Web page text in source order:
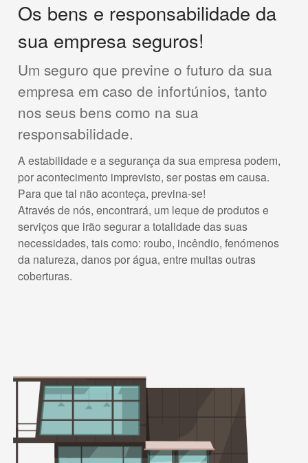
Os bens e responsabilidade da
sua empresa seguros!
Um seguro que previne o futuro da sua
empresa em caso de infortúnios, tanto
nos seus bens como na sua
responsabilidade.
A estabilidade e a segurança da sua empresa podem,
por acontecimento imprevisto, ser postas em causa.
Para que tal não aconteça, previna-se!
Através de nós, encontrará, um leque de produtos e
serviços que irão segurar a totalidade das suas
necessidades, tais como: roubo, incêndio, fenómenos
da natureza, danos por água, entre muitas outras
coberturas.